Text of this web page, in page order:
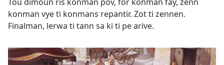
konman vye ti konmans repantir. Zot ti zennen.
Finalman, lerwa ti tann sa ki ti pe arive.